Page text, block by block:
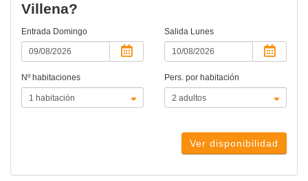
Villena?
Entrada Domingo Salida Lunes
Nº habitaciones Pers. por habitación
Ver disponibilidad